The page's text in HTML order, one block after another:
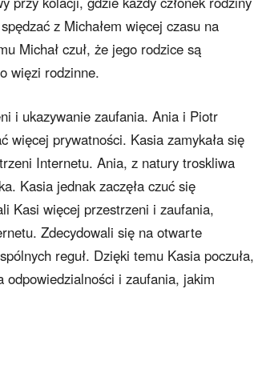
z Michałem więcej czasu na
Michał czuł, że jego rodzice są
więzi rodzinne.
i ukazywanie zaufania. Ania i Piotr
więcej prywatności. Kasia zamykała się
Internetu. Ania, z natury troskliwa
Kasia jednak zaczęła czuć się
Kasi więcej przestrzeni i zaufania,
Zdecydowali się na otwarte
reguł. Dzięki temu Kasia poczuła,
odpowiedzialności i zaufania, jakim